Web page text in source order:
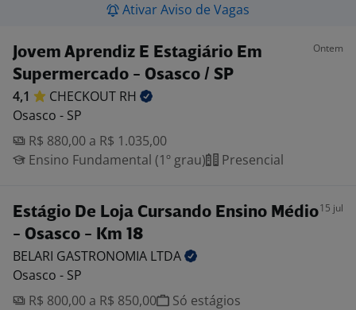
Ativar Aviso de Vagas
Jovem Aprendiz E Estagiário Em
Supermercado - Osasco / SP
Ontem
4,1 CHECKOUT RH
Osasco - SP
R$ 880,00 a R$ 1.035,00
Ensino Fundamental (1º grau)
Presencial
Estágio De Loja Cursando Ensino Médio
- Osasco - Km 18
15 jul
BELARI GASTRONOMIA LTDA
Osasco - SP
R$ 800,00 a R$ 850,00
Só estágios